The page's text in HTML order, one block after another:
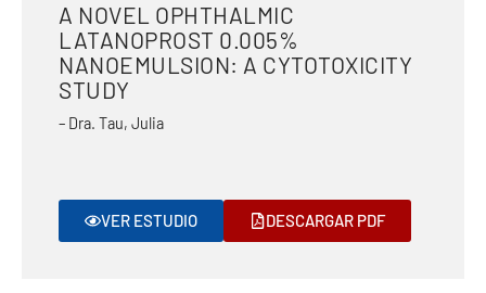
A NOVEL OPHTHALMIC
LATANOPROST 0.005%
NANOEMULSION: A CYTOTOXICITY
STUDY
– Dra. Tau, Julia
VER ESTUDIO DESCARGAR PDF